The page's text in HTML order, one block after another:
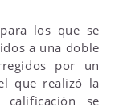
los que se
a una doble
por un
que realizó la
se